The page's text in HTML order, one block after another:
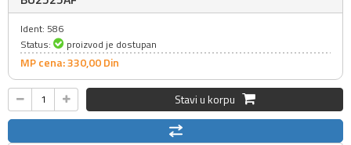
Ident: 586
Status:
proizvod je dostupan
MP cena: 330,00Din
Stavi u korpu